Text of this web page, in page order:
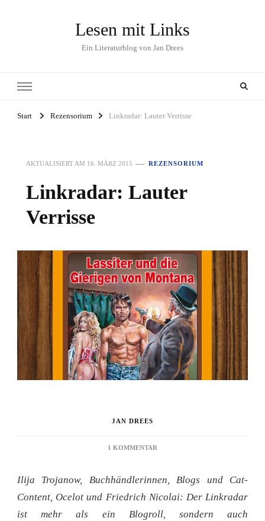
Lesen mit Links
Ein Literaturblog von Jan Drees
Start Rezensorium Linkradar: Lauter Verrisse
AKTUALISIERT AM 16. MÄRZ 2015 REZENSORIUM
Linkradar: Lauter
Verrisse
JAN DREES
1 KOMMENTAR
VERRISSE
Ilija Trojanow, Buchhändlerinnen, Blogs und Cat-
Content, Ocelot und Friedrich Nicolai: Der Linkradar
ist mehr als ein Blogroll, sondern auch